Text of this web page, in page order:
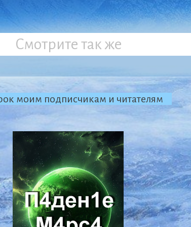
Смотрите так же
моим подписчикам и читателям